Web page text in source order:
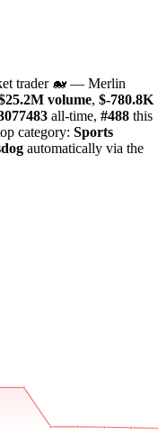
trader 🐋 — Merlin
25.2M volume, $-780.8K
all-time, #488 this
category: Sports
automatically via the